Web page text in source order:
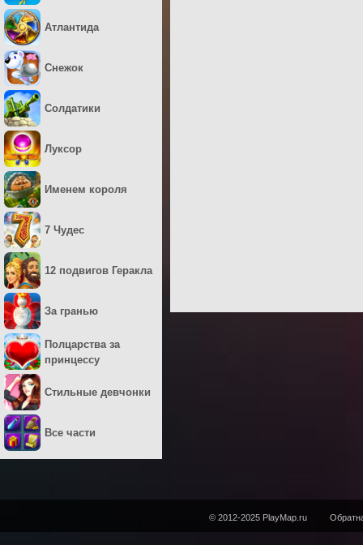
Атлантида
Снежок
Солдатики
Луксор
Именем короля
7 Чудес
12 подвигов Геракла
За гранью
Полцарства за
принцессу
Стильные девчонки
Все части
© 2012-2025 PlayMap.ru